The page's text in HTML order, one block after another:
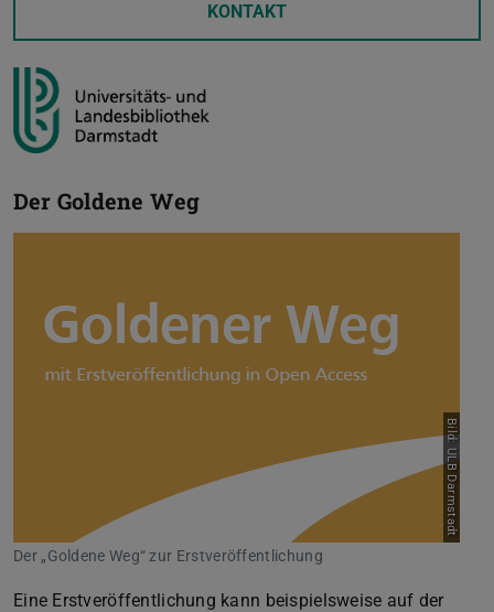
KONTAKT
Der Goldene Weg
Bild: ULB Darmstadt
Der „Goldene Weg“ zur Erstveröffentlichung
Eine Erstveröffentlichung kann beispielsweise auf der